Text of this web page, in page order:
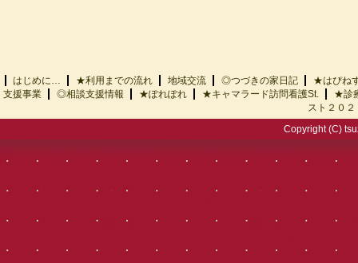
はじめに… ★利用までの流れ 地域交流 ◎つづきの家日記
★はぴ
支援事業
◎相談支援情報 ★ぽれぽれ ★キャマラード訪問看護St.
★診
スト２０２
Copyright (C)